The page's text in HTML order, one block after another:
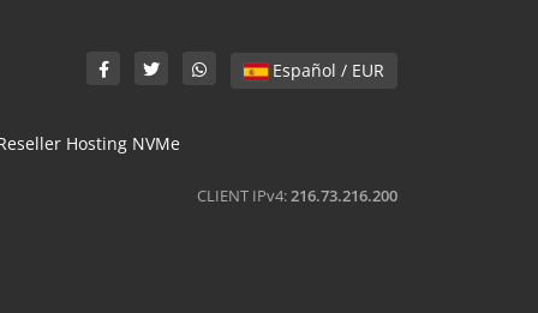
Español / EUR
Hosting NVMe
CLIENT IPv4:216.73.216.200